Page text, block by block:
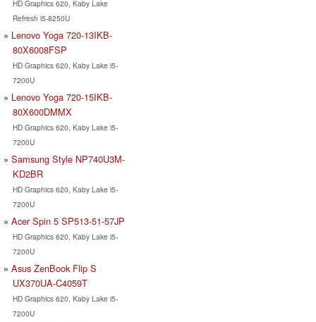
HD Graphics 620, Kaby Lake
Refresh i5-8250U
Lenovo Yoga 720-13IKB-
80X6008FSP
HD Graphics 620, Kaby Lake i5-
7200U
Lenovo Yoga 720-15IKB-
80X600DMMX
HD Graphics 620, Kaby Lake i5-
7200U
Samsung Style NP740U3M-
KD2BR
HD Graphics 620, Kaby Lake i5-
7200U
Acer Spin 5 SP513-51-57JP
HD Graphics 620, Kaby Lake i5-
7200U
Asus ZenBook Flip S
UX370UA-C4059T
HD Graphics 620, Kaby Lake i5-
7200U